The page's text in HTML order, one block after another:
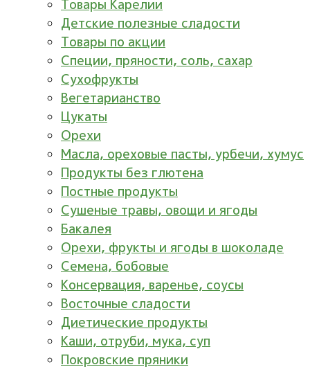
Товары Карелии
Детские полезные сладости
Товары по акции
Специи, пряности, соль, сахар
Сухофрукты
Вегетарианство
Цукаты
Орехи
Масла, ореховые пасты, урбечи, хумус
Продукты без глютена
Постные продукты
Сушеные травы, овощи и ягоды
Бакалея
Орехи, фрукты и ягоды в шоколаде
Семена, бобовые
Консервация, варенье, соусы
Восточные сладости
Диетические продукты
Каши, отруби, мука, суп
Покровские пряники